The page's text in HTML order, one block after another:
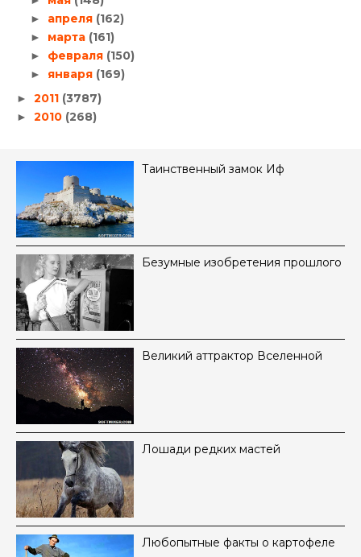
► апреля (162)
► марта (161)
► февраля (150)
► января (169)
► 2011 (3787)
► 2010 (268)
Таинственный замок Иф
Безумные изобретения прошлого
Великий аттрактор Вселенной
Лошади редких мастей
Любопытные факты о картофеле